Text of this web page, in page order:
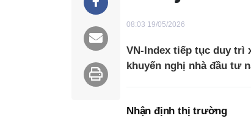
08:03 19/05/2026
VN-Index tiếp tục duy trì
khuyến nghị nhà đầu tư
Nhận định thị trường